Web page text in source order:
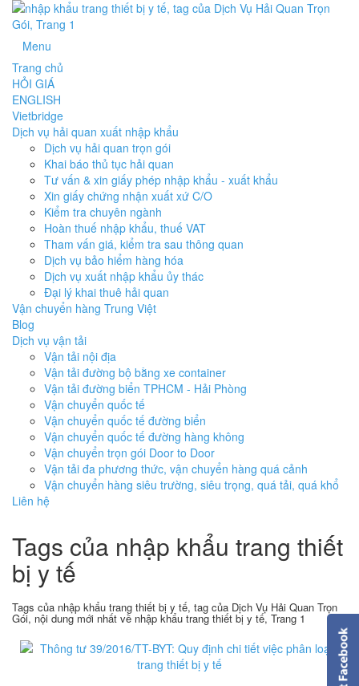
Menu
Trang chủ
HỎI GIÁ
ENGLISH
Vietbridge
Dịch vụ hải quan xuất nhập khẩu
Dịch vụ hải quan trọn gói
Khai báo thủ tục hải quan
Tư vấn & xin giấy phép nhập khẩu - xuất khẩu
Xin giấy chứng nhận xuất xứ C/O
Kiểm tra chuyên ngành
Hoàn thuế nhập khẩu, thuế VAT
Tham vấn giá, kiểm tra sau thông quan
Dịch vụ bảo hiểm hàng hóa
Dịch vụ xuất nhập khẩu ủy thác
Đại lý khai thuê hải quan
Vận chuyển hàng Trung Việt
Blog
Dịch vụ vận tải
Vận tải nội địa
Vận tải đường bộ bằng xe container
Vận tải đường biển TPHCM - Hải Phòng
Vận chuyển quốc tế
Vận chuyển quốc tế đường biển
Vận chuyển quốc tế đường hàng không
Vận chuyển trọn gói Door to Door
Vận tải đa phương thức, vận chuyển hàng quá cảnh
Vận chuyển hàng siêu trường, siêu trọng, quá tải, quá khổ
Liên hệ
Tags của nhập khẩu trang thiết
bị y tế
Tags của nhập khẩu trang thiết bị y tế, tag của Dịch Vụ Hải Quan Trọn
Gói, nội dung mới nhất về nhập khẩu trang thiết bị y tế, Trang 1